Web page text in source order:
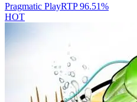
Pragmatic PlayRTP96.51%
HOT